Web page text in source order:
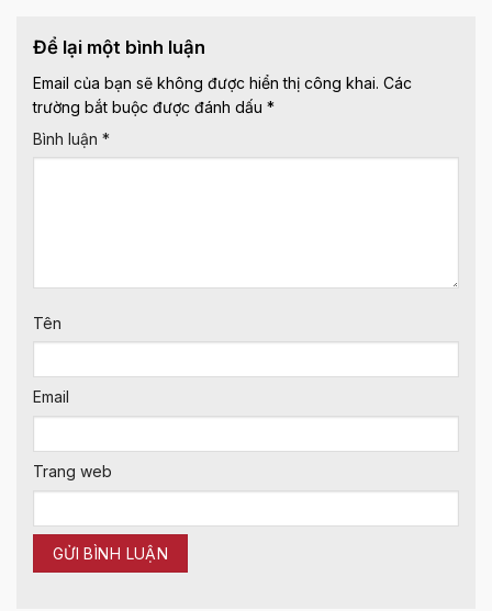
Để lại một bình luận
Email của bạn sẽ không được hiển thị công khai. Các
trường bắt buộc được đánh dấu *
Bình luận *
Tên
Email
Trang web